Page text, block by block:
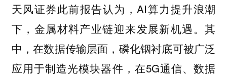
天风证券此前报告认为，AI算力提升浪潮
下，金属材料产业链迎来发展新机遇。其
中，在数据传输层面，磷化铟衬底可被广泛
应用于制造光模块器件，在5G通信、数据